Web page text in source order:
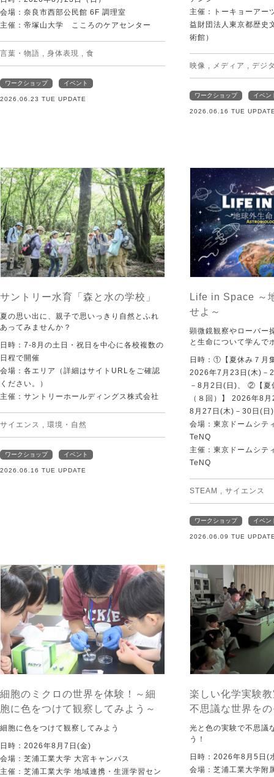
会場：奈良市西部公民館 6F 調理室
主催：帝塚山大学 こころのケアセンター
言葉・物語 , 身体表現 , 食
ワークショップ イベント
2026.06.23 TUE UPDATE
主催：トーキョーアー
益財団法人東京都歴史
術館）
映像 , メディア , デジ
ワークショップ イベン
2026.06.16 TUE
サントリー水育「森と水の学校」
夏の思い出に、親子で思いっきり自然とふれ
あってみませんか？
日時：7-8月の土日・祝日を中心に各校複数の
日程で開催
会場：各エリア（詳細はサイトURLをご確認
ください。）
主催：サントリーホールディングス株式会社
サイエンス , 環境・自然
ワークショップ イベント
2026.06.16 TUE UPDATE
Life in Space ～
せよ～
顕微鏡観察やローバー
と生命について学んで
日時：①【夏休み７月
2026年7月23日(木)－
－8月2日(日)、 ②【夏
（８回）】 2026年8
8月27日(木)－30日(日)
会場：東京ドームシ
TeNQ
主催：東京ドームシ
TeNQ
STEAM , サイエンス
ワークショップ イベン
2026.06.09 TUE
細胞のミクロの世界を体験！～細
胞に色をつけて観察してみよう～
細胞に色をつけて観察してみよう
日時：2026年8月7日(金)
会場：芝浦工業大学 大宮キャンパス
主催：芝浦工業大学 地域連携・生涯学習セン
楽しい化学実験
不思議な世界を
光と色の実験で不思議
う！
日時：2026年8月5日(
会場：芝浦工業大学附